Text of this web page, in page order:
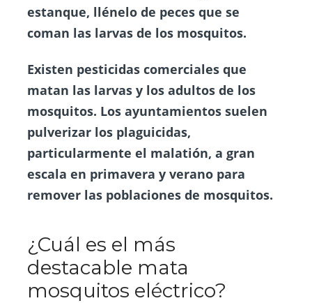
estanque, llénelo de peces que se
coman las larvas de los mosquitos.
Existen pesticidas comerciales que
matan las larvas y los adultos de los
mosquitos. Los ayuntamientos suelen
pulverizar los plaguicidas,
particularmente el malatión, a gran
escala en primavera y verano para
remover las poblaciones de mosquitos.
¿Cuál es el más
destacable mata
mosquitos eléctrico?